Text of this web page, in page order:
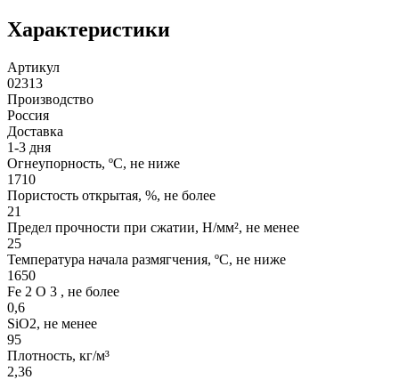
Характеристики
Артикул
02313
Производство
Россия
Доставка
1-3 дня
Огнеупорность, ºС, не ниже
1710
Пористость открытая, %, не более
21
Предел прочности при сжатии, Н/мм², не менее
25
Температура начала размягчения, ºС, не ниже
1650
Fe 2 O 3 , не более
0,6
SiO2, не менее
95
Плотность, кг/м³
2,36